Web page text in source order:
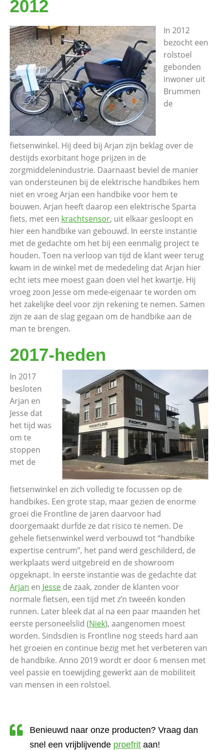
2012
In 2012
bezocht een
rolstoel
gebonden
inwoner uit
Brummen
de
fietsenwinkel. Hij deed bij Arjan zijn beklag over de
destijds exorbitant hoge prijzen in de
zorgmiddelenindustrie. Daarnaast beviel de manier
van ondersteunen bij de elektrische handbikes hem
niet en vroeg Arjan een handbike voor hem te
bouwen. Arjan heeft daarop een elektrische Sparta
fiets, met een krachtsensor, uit elkaar gesloopt en
hier een handbike van gebouwd. In eerste instantie
met de gedachte om het bij een eenmalig project te
houden. Toen na verloop van tijd de klant weer terug
kwam in de winkel met de mededeling dat Arjan hier
echt iets mee moest gaan doen viel het kwartje. Hij
vroeg zoon Jesse om mede-eigenaar te worden om
het zakelijke deel voor zijn rekening te nemen. Samen
zijn ze aan de slag gegaan om de handbike aan de
man te brengen.
2017-heden
In 2017
besloten
Arjan en
Jesse dat
het tijd was
om te
stoppen
met de
fietsenwinkel en zich volledig te focussen op de
handbikes. Een grote stap, maar gezien de enorme
groei die Frontline de jaren daarvoor had
doorgemaakt durfde ze dat risico te nemen. De
gehele fietsenwinkel werd verbouwd tot “handbike
expertise centrum”, het pand werd geschilderd, de
werkplaats werd uitgebreid en de showroom
opgeknapt. In eerste instantie was de gedachte dat
Arjan en Jesse de zaak, zonder de klanten voor
normale fietsen, een tijd met z’n tweeën konden
runnen. Later bleek dat al na een paar maanden het
eerste personeelslid (Niek), aangenomen moest
worden. Sindsdien is Frontline nog steeds hard aan
het groeien en continue bezig met het verbeteren van
de handbike. Anno 2019 wordt er door 6 mensen met
veel passie en toewijding gewerkt aan de mobiliteit
van mensen in een rolstoel.
Benieuwd naar onze producten? Vraag dan
snel een vrijblijvende proefrit aan!